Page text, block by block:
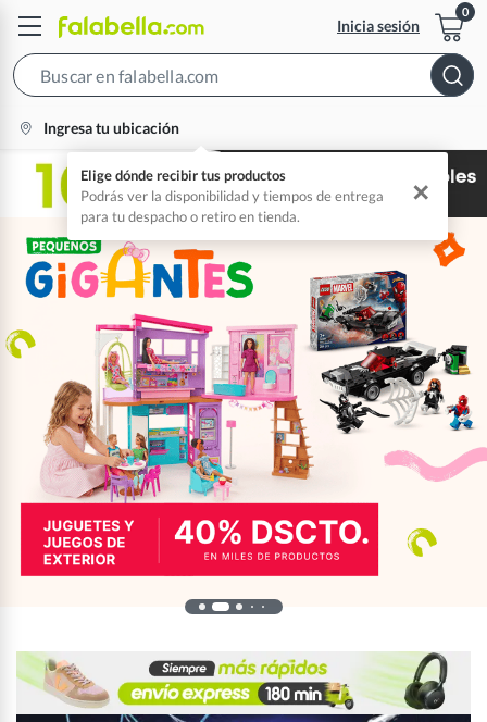
Inicia sesión
location-
Ingresa tu ubicación
Elige dónde recibir tus productos
Podrás ver la disponibilidad y tiempos de entrega
para tu despacho o retiro en tienda.
✕